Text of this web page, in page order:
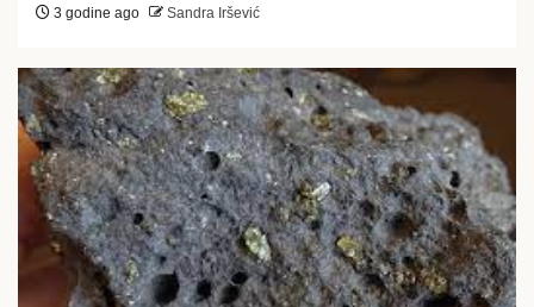
3 godine ago Sandra Iršević